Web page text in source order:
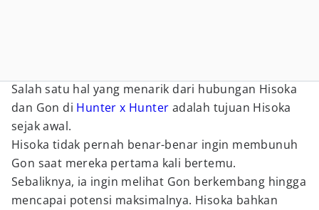
Salah satu hal yang menarik dari hubungan Hisoka
dan Gon di Hunter x Hunter adalah tujuan Hisoka
sejak awal.
Hisoka tidak pernah benar-benar ingin membunuh
Gon saat mereka pertama kali bertemu.
Sebaliknya, ia ingin melihat Gon berkembang hingga
mencapai potensi maksimalnya. Hisoka bahkan